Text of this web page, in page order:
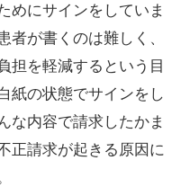
めにサインをしていま
者が書くのは難しく、
担を軽減するという目
紙の状態でサインをし
な内容で請求したかま
正請求が起きる原因に